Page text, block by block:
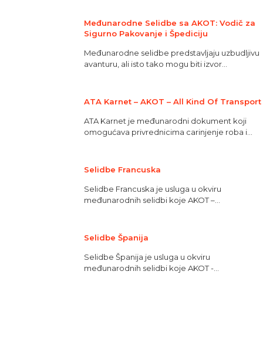
Međunarodne Selidbe sa AKOT: Vodič za
Sigurno Pakovanje i Špediciju
Međunarodne selidbe predstavljaju uzbudljivu
avanturu, ali isto tako mogu biti izvor...
ATA Karnet – AKOT – All Kind Of Transport
ATA Karnet je međunarodni dokument koji
omogućava privrednicima carinjenje roba i...
Selidbe Francuska
Selidbe Francuska je usluga u okviru
međunarodnih selidbi koje AKOT –...
Selidbe Španija
Selidbe Španija je usluga u okviru
međunarodnih selidbi koje AKOT -...